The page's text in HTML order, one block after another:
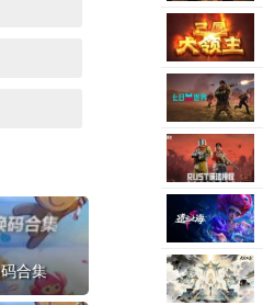
合集